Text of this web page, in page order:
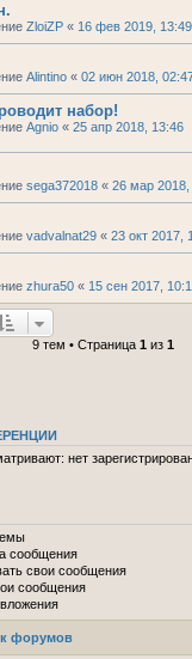
ZloiZP « 16 фев 2019, 13:49
Alintino « 02 июн 2018,
набор!
Agnio « 25 апр 2018, 13:46
sega372018 « 26 мар 2018,
vadvalnat29 « 23 окт 2017,
zhura50 « 15 сен 2017,
9 тем • Страница 1из 1
нет
сообщения
свои сообщения
сообщения
форумов